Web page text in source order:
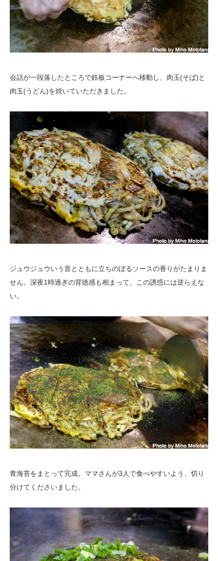
会話が一段落したところで鉄板コーナーへ移動し、肉玉(そば)と
肉玉(うどん)を焼いていただきました。
ジュウジュウいう音とともに立ちのぼるソースの香りがたまりま
せん。深夜1時過ぎの背徳感も相まって、この誘惑には逆らえな
い。
青海苔をまとって完成。ママさんが3人で食べやすいよう、切り
分けてくださいました。